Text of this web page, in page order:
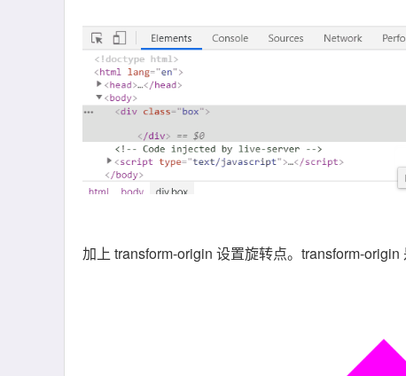
加上 transform-origin 设置旋转点。transform-